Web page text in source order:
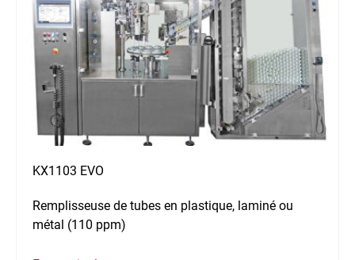
KX1103 EVO
Remplisseuse de tubes en plastique, laminé ou
métal (110 ppm)